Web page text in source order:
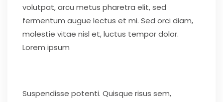
volutpat, arcu metus pharetra elit, sed
fermentum augue lectus et mi. Sed orci diam,
molestie vitae nisl et, luctus tempor dolor.
Lorem ipsum
Suspendisse potenti. Quisque risus sem,